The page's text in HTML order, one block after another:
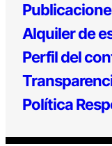
Alquiler de
Perfil del
Política